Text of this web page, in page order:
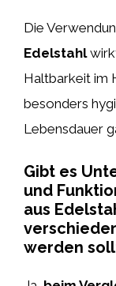
Die
Edelstahl
Haltbarkeit im
besonders
Lebensdauer
Gibt es
und
aus
werden